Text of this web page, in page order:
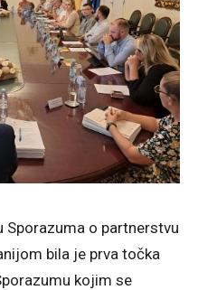
Sporazuma o partnerstvu
bila je prva točka
kojim se